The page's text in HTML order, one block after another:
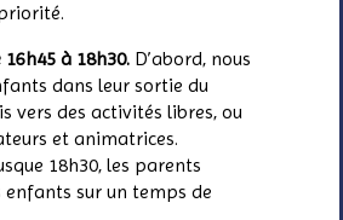
à 18h30. D’abord, nous
dans leur sortie du
vers des activités libres, ou
et animatrices.
18h30, les parents
sur un temps de